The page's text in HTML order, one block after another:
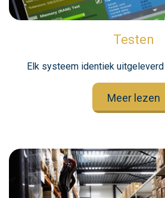
Testen
Elk systeem identiek
Meer lezen